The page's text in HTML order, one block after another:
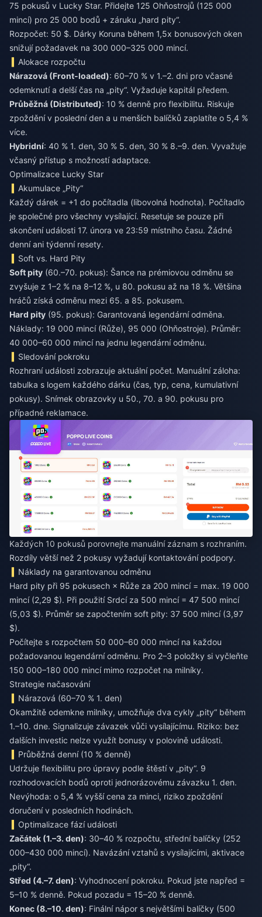
75 pokusů v Lucky Star. Přidejte 125 Ohňostrojů (125 000
mincí) pro 25 000 bodů + záruku „hard pity“.
Rozpočet: 50 $. Dárky Koruna během 1,5x bonusových oken
snižují požadavek na 300 000–325 000 mincí.
Alokace rozpočtu
Nárazová (Front-loaded): 60–70 % v 1.–2. dni pro včasné
odemknutí a delší čas na „pity“. Vyžaduje kapitál předem.
Průběžná (Distributed): 10 % denně pro flexibilitu. Riskuje
zpoždění v poslední den a u menších balíčků zaplatíte o 5,4 %
více.
Hybridní: 40 % 1. den, 30 % 5. den, 30 % 8.–9. den. Vyvažuje
včasný přístup s možností adaptace.
Optimalizace Lucky Star
Akumulace „Pity“
Každý dárek = +1 do počítadla (libovolná hodnota). Počítadlo
je společné pro všechny vysílající. Resetuje se pouze při
skončení události 17. února ve 23:59 místního času. Žádné
denní ani týdenní resety.
Soft vs. Hard Pity
Soft pity (60.–70. pokus): Šance na prémiovou odměnu se
zvyšuje z 1–2 % na 8–12 %, u 80. pokusu až na 18 %. Většina
hráčů získá odměnu mezi 65. a 85. pokusem.
Hard pity (95. pokus): Garantovaná legendární odměna.
Náklady: 19 000 mincí (Růže), 95 000 (Ohňostroje). Průměr:
40 000–60 000 mincí na jednu legendární odměnu.
Sledování pokroku
Rozhraní události zobrazuje aktuální počet. Manuální záloha:
tabulka s logem každého dárku (čas, typ, cena, kumulativní
pokusy). Snímek obrazovky u 50., 70. a 90. pokusu pro
případné reklamace.
Každých 10 pokusů porovnejte manuální záznam s rozhraním.
Rozdíly větší než 2 pokusy vyžadují kontaktování podpory.
Náklady na garantovanou odměnu
Hard pity při 95 pokusech × Růže za 200 mincí = max. 19 000
mincí (2,29 $). Při použití Srdcí za 500 mincí = 47 500 mincí
(5,03 $). Průměr se započtením soft pity: 37 500 mincí (3,97
$).
Počítejte s rozpočtem 50 000–60 000 mincí na každou
požadovanou legendární odměnu. Pro 2–3 položky si vyčleňte
150 000–180 000 mincí mimo rozpočet na milníky.
Strategie načasování
Nárazová (60–70 % 1. den)
Okamžitě odemkne milníky, umožňuje dva cykly „pity“ během
1.–10. dne. Signalizuje závazek vůči vysílajícímu. Riziko: bez
dalších investic nelze využít bonusy v polovině události.
Průběžná denní (10 % denně)
Udržuje flexibilitu pro úpravy podle štěstí v „pity“. 9
rozhodovacích bodů oproti jednorázovému závazku 1. den.
Nevýhoda: o 5,4 % vyšší cena za minci, riziko zpoždění
doručení v posledních hodinách.
Optimalizace fází události
Začátek (1.–3. den): 30–40 % rozpočtu, střední balíčky (252
000–430 000 mincí). Navázání vztahů s vysílajícími, aktivace
„pity“.
Střed (4.–7. den): Vyhodnocení pokroku. Pokud jste napřed =
5–10 % denně. Pokud pozadu = 15–20 % denně.
Konec (8.–10. den): Finální nápor s největšími balíčky (500